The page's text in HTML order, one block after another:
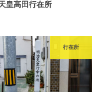
皇高田行在所
行在所